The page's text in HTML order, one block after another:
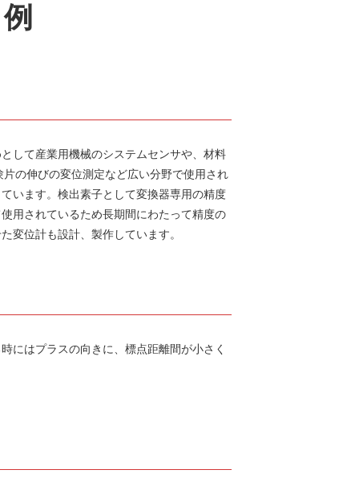
して産業用機械のシステムセンサや、材料
の伸びの変位測定など広い分野で使用され
います。検出素子として変換器専用の精度
用されているため長期間にわたって精度の
変位計も設計、製作しています。
にはプラスの向きに、標点距離間が小さく